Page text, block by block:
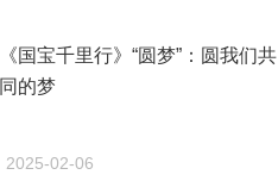
《国宝千里行》“圆梦”：圆我们共
同的梦
2025-02-06